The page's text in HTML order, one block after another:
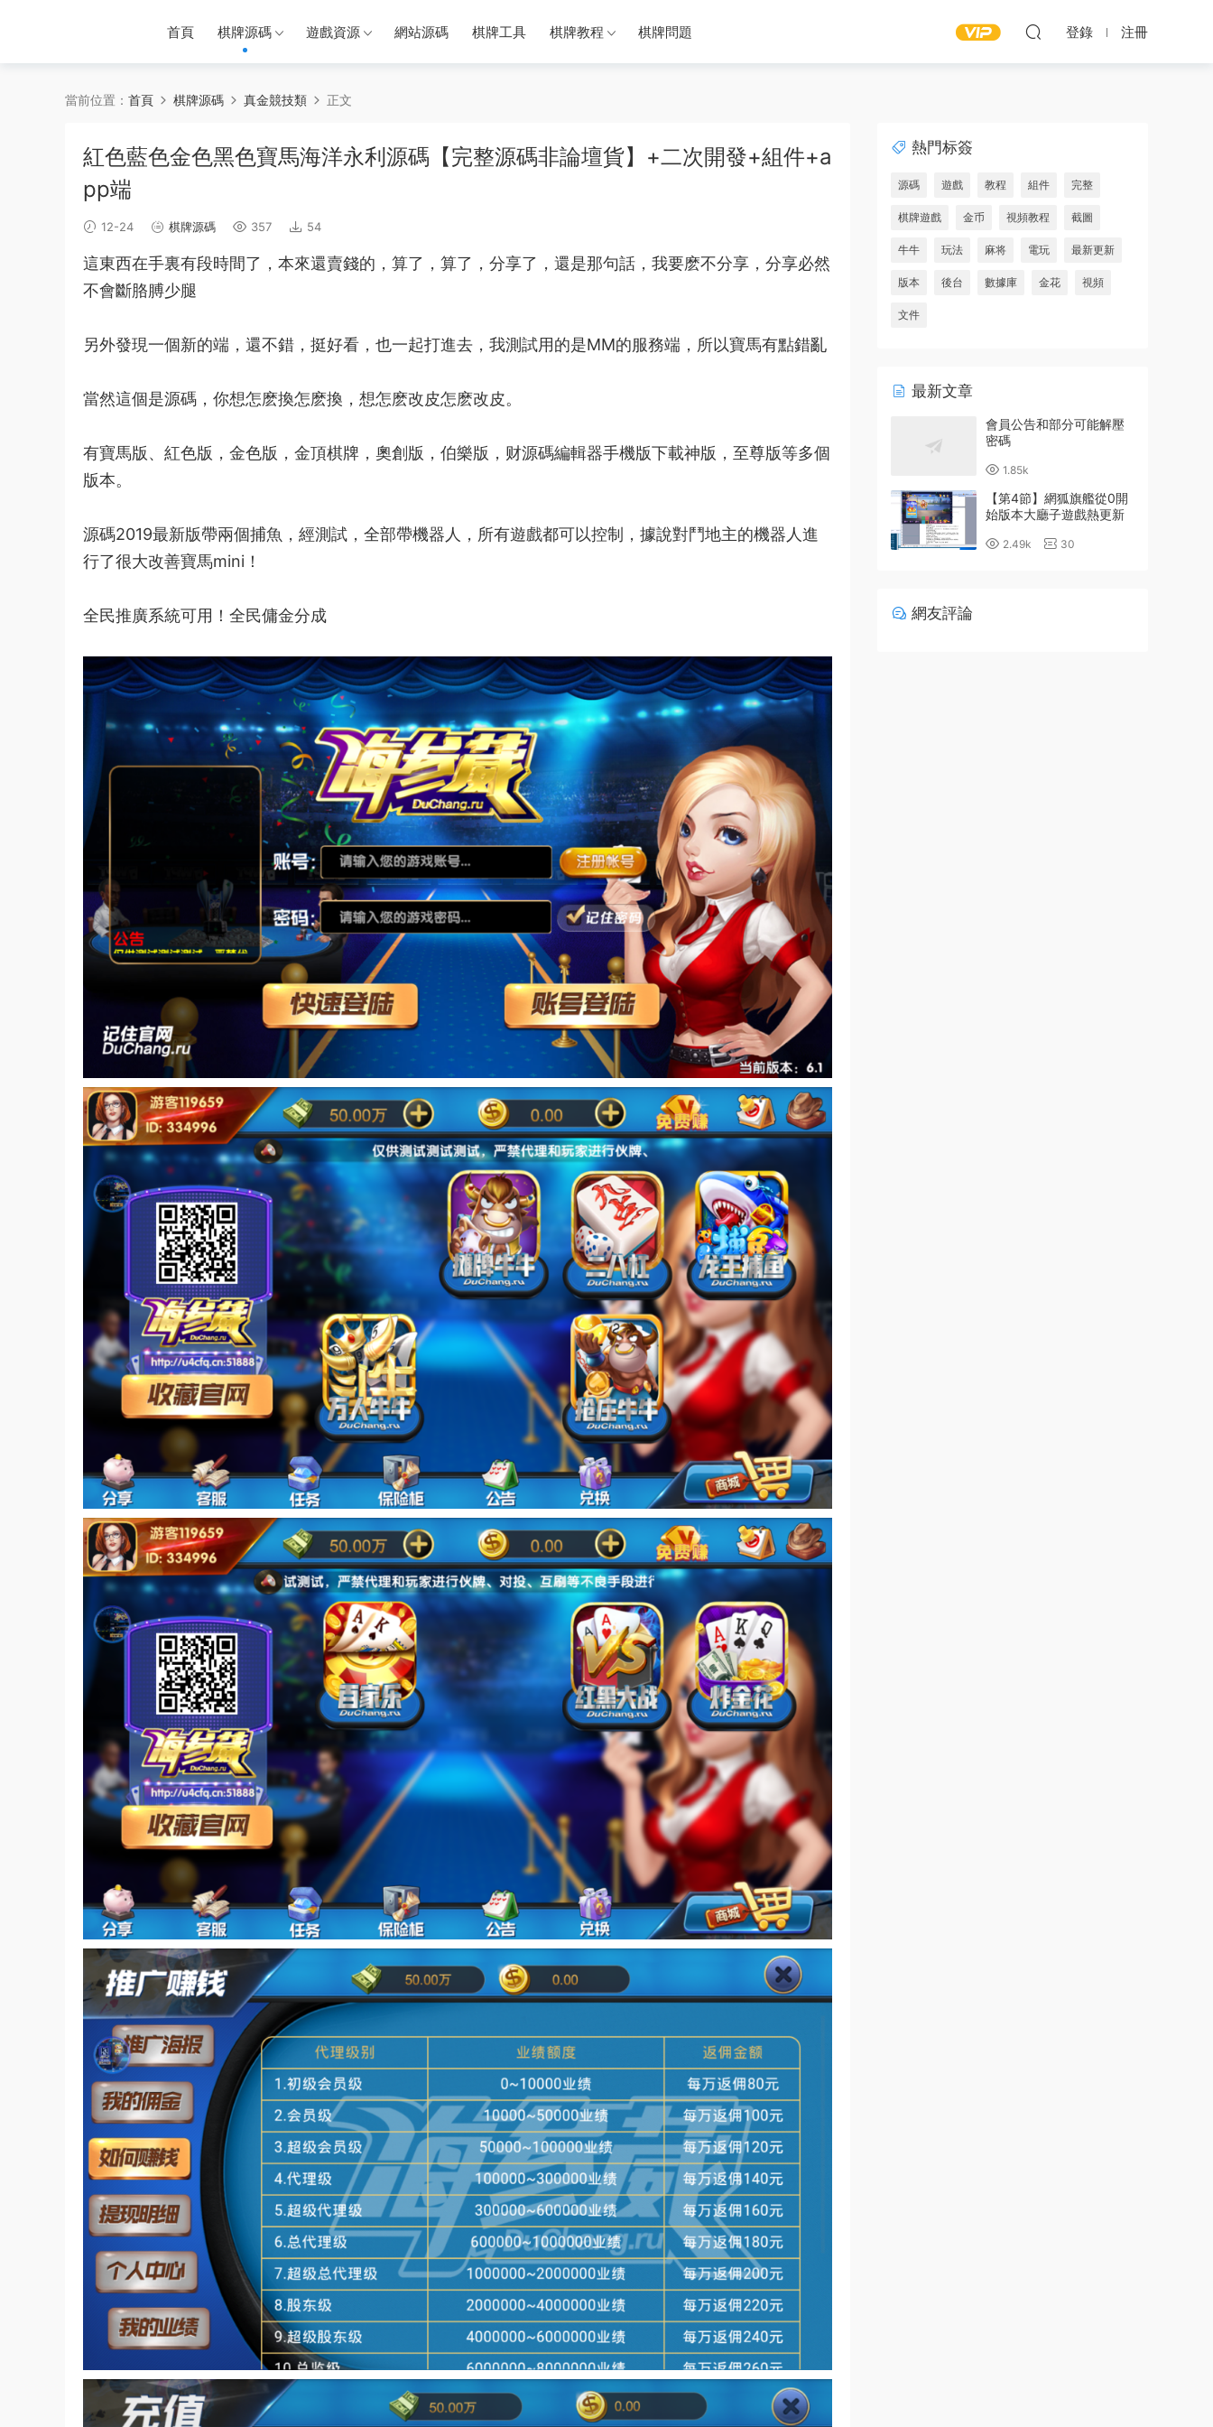
首頁 棋牌源碼 遊戲資源 網站源碼 棋牌工具 棋牌教程 棋牌問題 登錄 注冊
當前位置： 首頁 棋牌源碼 真金競技類 正文
紅色藍色金色黑色寶馬海洋永利源碼【完整源碼非論壇貨】+二次開發+組件+a
pp端
12-24 棋牌源碼 357 54
這東西在手裏有段時間了，本來還賣錢的，算了，算了，分享了，還是那句話，我要麽不分享，分享必然
不會斷胳膊少腿
另外發現一個新的端，還不錯，挺好看，也一起打進去，我測試用的是MM的服務端，所以寶馬有點錯亂
當然這個是源碼 ，你想怎麽換怎麽換，想怎麽改皮怎麽改皮。
有寶馬版、紅色版， 金色版，金頂棋牌，奧創版，伯樂版，财源碼編輯器手機版下載神版，至尊版等多個
版本。
源碼2019最新版帶兩個捕魚，經測試，全部帶機器人，所有遊戲都可以控制，據說對鬥地主的機器人進
行了很大改善寶馬mini ！
全民推廣系統可用！全民傭金分成
熱門标簽
源碼 遊戲 教程 組件 完整
棋牌遊戲 金币 視頻教程 截圖
牛牛 玩法 麻将 電玩 最新更新
版本 後台 數據庫 金花 視頻
文件
最新文章
會員公告和部分可能解壓
密碼
1.85k
【第4節】網狐旗艦從0開
始版本大廳子遊戲熱更新
2.49k 30
網友評論